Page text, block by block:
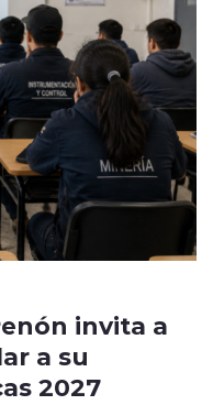
invita a
a su
2027